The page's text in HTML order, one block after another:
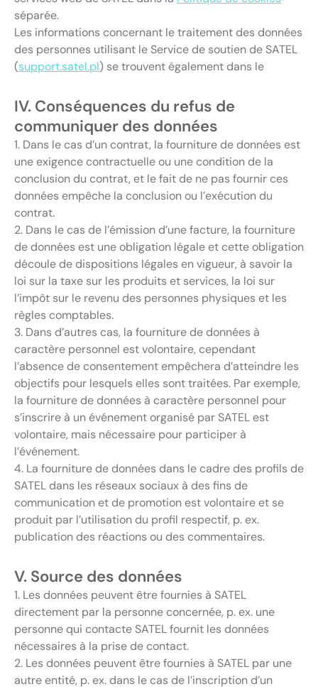
séparée.
Les informations concernant le traitement des données
des personnes utilisant le Service de soutien de SATEL
(support.satel.pl) se trouvent également dans le
IV. Conséquences du refus de
communiquer des données
1. Dans le cas d’un contrat, la fourniture de données est
une exigence contractuelle ou une condition de la
conclusion du contrat, et le fait de ne pas fournir ces
données empêche la conclusion ou l’exécution du
contrat.
2. Dans le cas de l’émission d’une facture, la fourniture
de données est une obligation légale et cette obligation
découle de dispositions légales en vigueur, à savoir la
loi sur la taxe sur les produits et services, la loi sur
l’impôt sur le revenu des personnes physiques et les
règles comptables.
3. Dans d’autres cas, la fourniture de données à
caractère personnel est volontaire, cependant
l’absence de consentement empêchera d’atteindre les
objectifs pour lesquels elles sont traitées. Par exemple,
la fourniture de données à caractère personnel pour
s’inscrire à un événement organisé par SATEL est
volontaire, mais nécessaire pour participer à
l’événement.
4. La fourniture de données dans le cadre des profils de
SATEL dans les réseaux sociaux à des fins de
communication et de promotion est volontaire et se
produit par l’utilisation du profil respectif, p. ex.
publication des réactions ou des commentaires.
V. Source des données
1. Les données peuvent être fournies à SATEL
directement par la personne concernée, p. ex. une
personne qui contacte SATEL fournit les données
nécessaires à la prise de contact.
2. Les données peuvent être fournies à SATEL par une
autre entité, p. ex. dans le cas de l’inscription d’un